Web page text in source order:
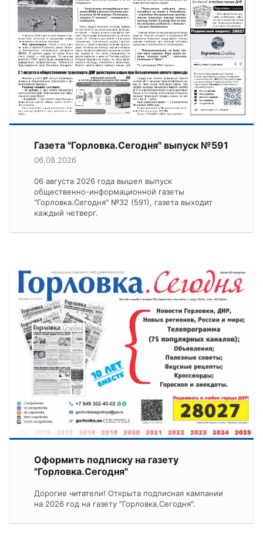
Газета "Горловка.Сегодня" выпуск №591
06.08.2026
06 августа 2026 года вышел выпуск
общественно-информационной газеты
"Горловка.Сегодня" №32 (591), газета выходит
каждый четверг.
Оформить подписку на газету
"Горловка.Сегодня"
Дорогие читатели! Открыта подписная кампании
на 2026 год на газету "Горловка.Сегодня".